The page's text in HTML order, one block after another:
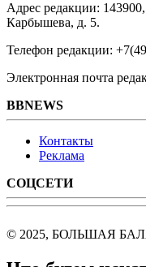
Адрес редакции:
Карбышева, д. 5.
Телефон редакции:
Электронная почта
BBNEWS
Контакты
Реклама
СОЦСЕТИ
© 2025, БОЛЬШАЯ